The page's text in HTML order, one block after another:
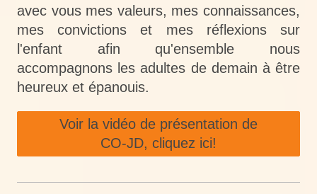
avec vous mes valeurs, mes connaissances,
mes convictions et mes réflexions sur
l'enfant afin qu'ensemble nous
accompagnons les adultes de demain à être
heureux et épanouis.
Voir la vidéo de présentation de
CO-JD, cliquez ici!